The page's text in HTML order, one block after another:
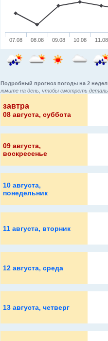
07.08 08.08 09.08 10.08 11.08
Подробный прогноз погоды на 2
жмите на день, чтобы смотреть
завтра
08 августа, суббота
09 августа,
воскресенье
10 августа,
понедельник
11 августа, вторник
12 августа, среда
13 августа, четверг